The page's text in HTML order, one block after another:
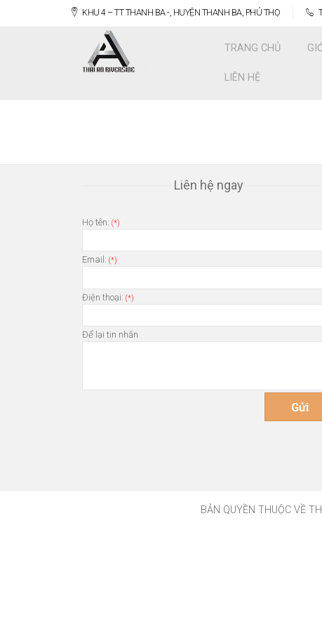
KHU 4 – TT THANH BA -, HUYỆN THANH BA, PHÚ THỌ
TRANG CHỦ
LIÊN HỆ
Liên hệ ngay
Họ tên: (*)
Email: (*)
Điện thoại: (*)
Để lại tin nhắn
BẢN QUYỀN THUỘC VỀ